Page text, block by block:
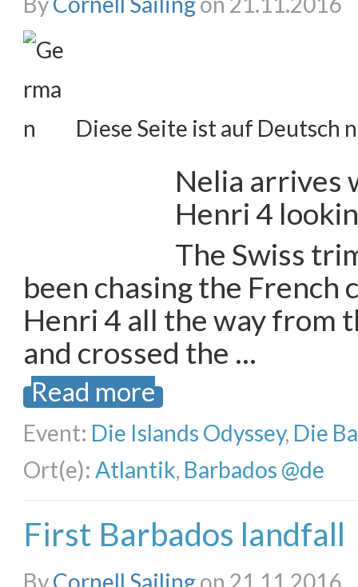
Diese Seite ist auf Deutsch
Nelia arrives
Henri 4
The Swiss
been chasing the French
Henri 4 all the way from
and crossed the …
Read more
Event: Die Islands Odyssey, Die
Ort(e): Atlantik, Barbados @de
First Barbados landfall
ByCornell Sailingon 21.11.2016